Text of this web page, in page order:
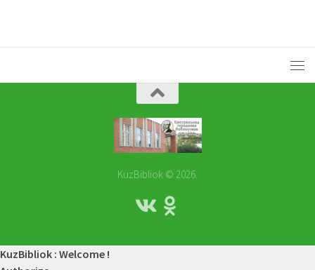
KuzBibliok © 2026.
KuzBibliok : Welcome !